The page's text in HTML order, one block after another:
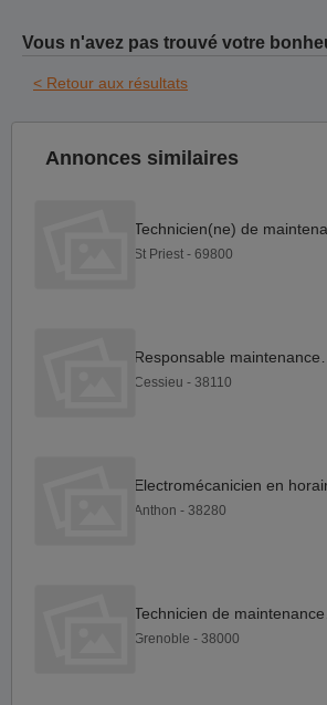
Vous n'avez pas trouvé votre
< Retour aux résultats
Annonces similaires
St Priest - 69800
Cessieu - 38110
Anthon - 38280
Grenoble - 38000